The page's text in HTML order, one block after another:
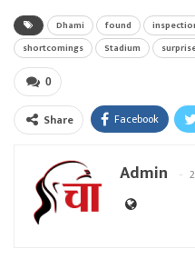
Dhami found
shortcomings
Stadium
0
Share Facebook
Admin